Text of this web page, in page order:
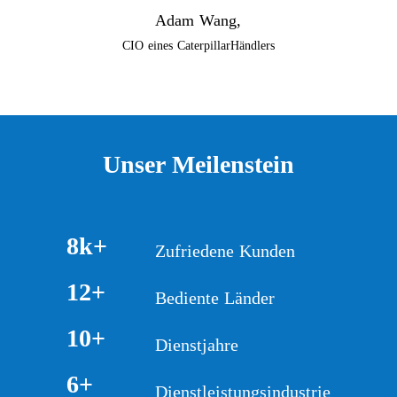
Adam Wang,
CIO eines CaterpillarHändlers
Unser Meilenstein
8k+
12+
10+
6+
Zufriedene Kunden
Bediente Länder
Dienstjahre
Dienstleistungsindustrie